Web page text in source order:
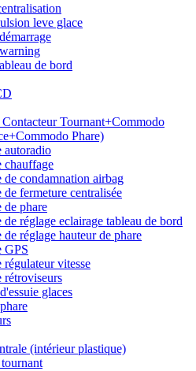
leve glace
de bord
Tournant+Commodo
Phare)
autoradio
chauffage
de condamnation airbag
de fermeture centralisée
de phare
de réglage eclairage tableau de bord
de réglage hauteur de phare
GPS
régulateur vitesse
rétroviseurs
glaces
(intérieur plastique)